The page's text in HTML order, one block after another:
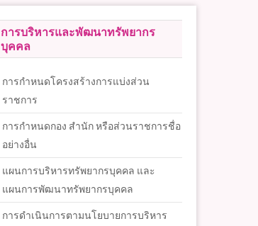
การบริหารและพัฒนาทรัพยากร
บุคคล
การกำหนดโครงสร้างการแบ่งส่วน
ราชการ
การกำหนดกอง สำนัก หรือส่วนราชการชื่อ
อย่างอื่น
แผนการบริหารทรัพยากรบุคคล และ
แผนการพัฒนาทรัพยากรบุคคล
การดำเนินการตามนโยบายการบริหาร